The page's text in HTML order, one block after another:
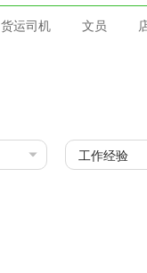
货运司机 文员
工作经验